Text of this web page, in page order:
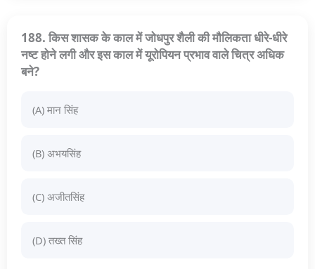
188. किस शासक के काल में जोधपुर शैली की मौलिकता धीरे-धीरे
नष्ट होने लगी और इस काल में यूरोपियन प्रभाव वाले चित्र अधिक
बने?
(A) मान सिंह
(B) अभयसिंह
(C) अजीतसिंह
(D) तख्त सिंह